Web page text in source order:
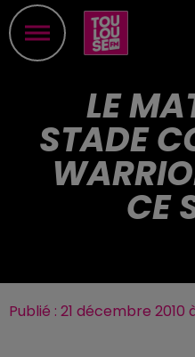
LE
STADE
CE
Publié : 21 décembre